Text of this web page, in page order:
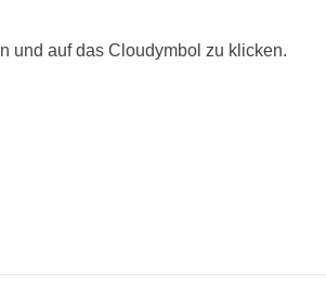
und auf das Cloudymbol zu klicken.